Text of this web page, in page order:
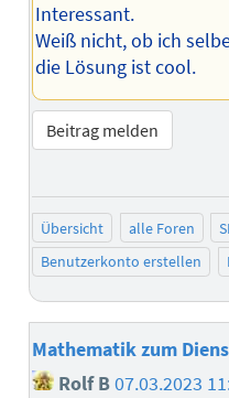
Interessant.
Weiß nicht, ob ich
die Lösung ist cool.
Beitrag melden
Übersicht alle Foren
Benutzerkonto erstellen
Mathematik zum
Rolf B07.03.2023